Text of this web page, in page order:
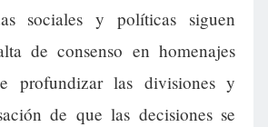
sociales y políticas siguen
de consenso en homenajes
profundizar las divisiones y
de que las decisiones se